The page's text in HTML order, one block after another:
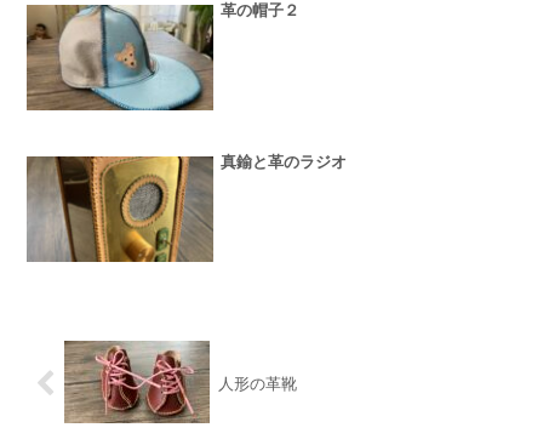
革の帽子２
真鍮と革のラジオ
人形の革靴